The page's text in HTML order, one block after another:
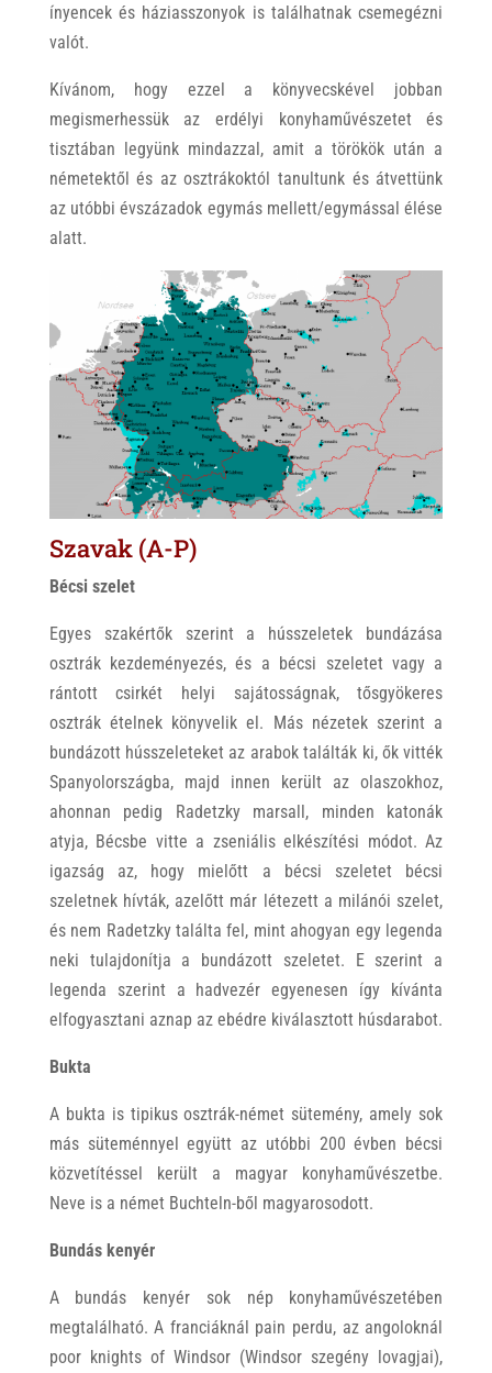
ínyencek és háziasszonyok is találhatnak csemegézni
valót.
Kívánom, hogy ezzel a könyvecskével jobban
megismerhessük az erdélyi konyhaművészetet és
tisztában legyünk mindazzal, amit a törökök után a
németektől és az osztrákoktól tanultunk és átvettünk
az utóbbi évszázadok egymás mellett/egymással élése
alatt.
Szavak (A-P)
Bécsi szelet
Egyes szakértők szerint a hússzeletek bundázása
osztrák kezdeményezés, és a bécsi szeletet vagy a
rántott csirkét helyi sajátosságnak, tősgyökeres
osztrák ételnek könyvelik el. Más nézetek szerint a
bundázott hússzeleteket az arabok találták ki, ők vitték
Spanyolországba, majd innen került az olaszokhoz,
ahonnan pedig Radetzky marsall, minden katonák
atyja, Bécsbe vitte a zseniális elkészítési módot. Az
igazság az, hogy mielőtt a bécsi szeletet bécsi
szeletnek hívták, azelőtt már létezett a milánói szelet,
és nem Radetzky találta fel, mint ahogyan egy legenda
neki tulajdonítja a bundázott szeletet. E szerint a
legenda szerint a hadvezér egyenesen így kívánta
elfogyasztani aznap az ebédre kiválasztott húsdarabot.
Bukta
A bukta is tipikus osztrák-német sütemény, amely sok
más süteménnyel együtt az utóbbi 200 évben bécsi
közvetítéssel került a magyar konyhaművészetbe.
Neve is a német Buchteln-ből magyarosodott.
Bundás kenyér
A bundás kenyér sok nép konyhaművészetében
megtalálható. A franciáknál pain perdu, az angoloknál
poor knights of Windsor (Windsor szegény lovagjai),